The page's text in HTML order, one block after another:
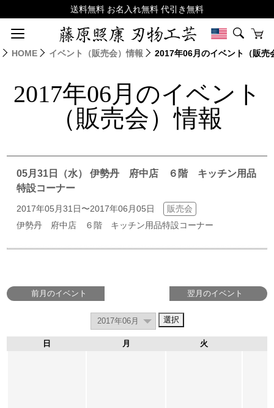
HOME イベント（販売会）情報 2017年06月のイベント（販売
2017年06月のイベント
（販売会）情報
05月31日（水） 伊勢丹 府中店 ６階 キッチン用品
特設コーナー
2017年05月31日〜2017年06月05日
販売会
伊勢丹 府中店 ６階 キッチン用品特設コーナー
前月のイベント 翌月のイベント
日 月 火